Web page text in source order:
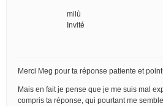
milù
Invité
Merci Meg pour ta réponse patiente et
Mais en fait je pense que je me suis mal
compris ta réponse, qui pourtant me